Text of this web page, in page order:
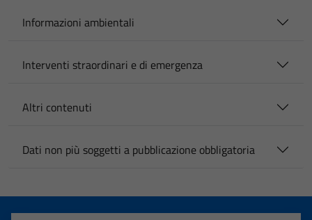
Informazioni ambientali
Interventi straordinari e di emergenza
Altri contenuti
Dati non più soggetti a pubblicazione obbligatoria